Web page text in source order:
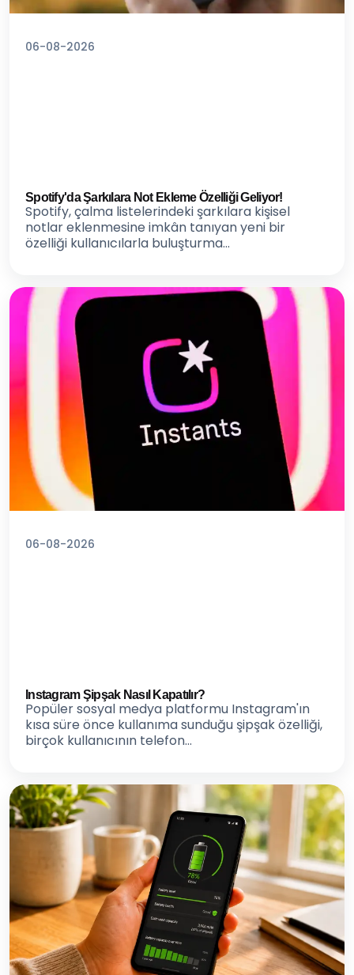
06-08-2026
Spotify'da Şarkılara Not Ekleme Özelliği Geliyor!
Spotify, çalma listelerindeki şarkılara kişisel
notlar eklenmesine imkân tanıyan yeni bir
özelliği kullanıcılarla buluşturma...
06-08-2026
Instagram Şipşak Nasıl Kapatılır?
Popüler sosyal medya platformu Instagram'ın
kısa süre önce kullanıma sunduğu şipşak özelliği,
birçok kullanıcının telefon...